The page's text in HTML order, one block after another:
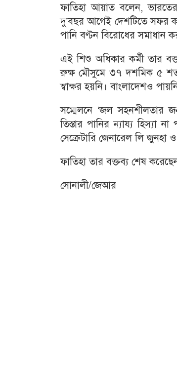
ফাতিহা আয়াত বলেন, ভারতের
দু’বছর আগেই দেশটিতে সফর
পানি বণ্টন বিরোধের সমাধান
এই শিশু অধিকার কর্মী তার
রুক্ষ মৌসুমে ৩৭ দশমিক ৫
স্বাক্ষর হয়নি। বাংলাদেশও
সম্মেলনে ‘জল সহনশীলতার
তিস্তার পানির ন্যায্য
সেক্রেটারি জেনারেল লি
ফাতিহা তার বক্তব্য শেষ
সোনালী/জেআর